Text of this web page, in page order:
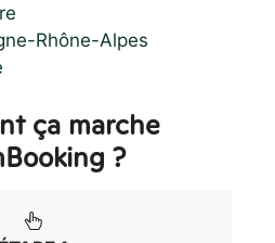
Rhône-Alpes
ça marche
?